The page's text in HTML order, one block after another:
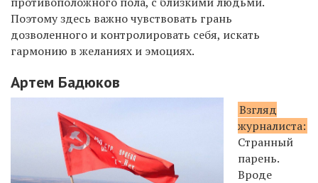
Поэтому здесь важно чувствовать грань
дозволенного и контролировать себя, искать
гармонию в желаниях и эмоциях.
Артем Бадюков
Взгляд
журналиста:
Странный
парень.
Вроде